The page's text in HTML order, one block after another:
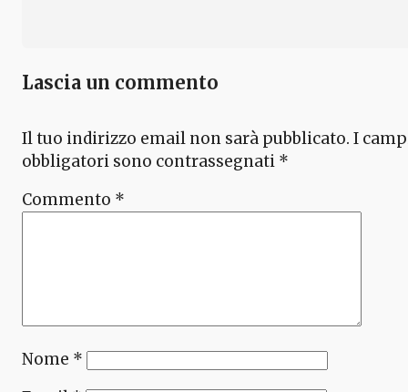
Lascia un commento
Il tuo indirizzo email non sarà pubblicato. I
obbligatori sono contrassegnati *
Commento *
Nome *